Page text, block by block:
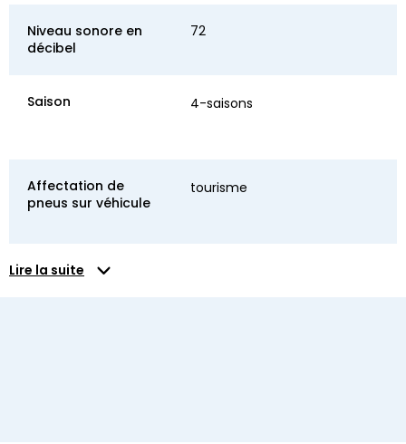
Niveau sonore en
décibel
72
Saison 4-saisons
Affectation de
pneus sur véhicule
tourisme
Lire la suite